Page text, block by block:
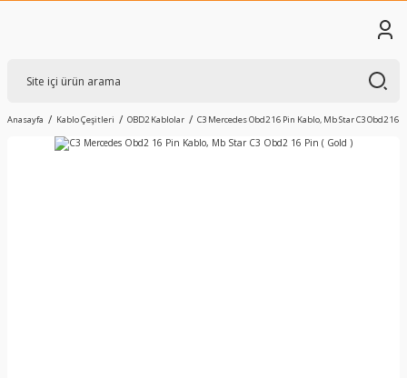
Anasayfa Kablo Çeşitleri OBD2 Kablolar C3 Mercedes Obd2 16 Pin Kablo, Mb Star C3 Obd2 16